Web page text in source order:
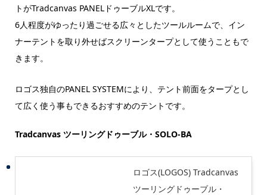
トがTradcanvas PANELドゥーブルXLです。
6人程度がゆったり過ごせる広々としたツールルームで、イン
ナーテントを取り外せばスクリーンタープとして使うこともで
きます。
ロゴス独自のPANEL SYSTEMにより、テント前面をタープとし
て広く使う事もできるおすすめのテントです。
Tradcanvas ツーリングドゥーブル・SOLO-BA
ロゴス(LOGOS) Tradcanvas
ツーリングドゥーブル・